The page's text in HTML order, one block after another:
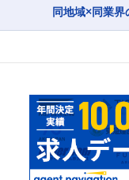
同地域×同業